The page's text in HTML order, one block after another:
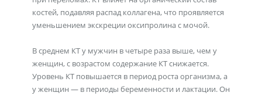
костей, подавляя распад коллагена, что проявляется
уменьшением экскреции оксипролина с мочой.
В среднем КТ у мужчин в четыре раза выше, чем у
женщин, с возрастом содержание КТ снижается.
Уровень КТ повышается в период роста организма, а
у женщин — в периоды беременности и лактации. Он